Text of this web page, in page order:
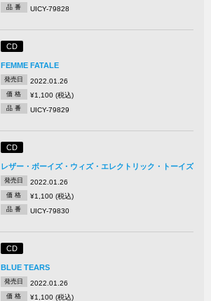
品 番 UICY-79828
CD
FEMME FATALE
発売日 2022.01.26
価 格 ¥1,100 (税込)
品 番 UICY-79829
CD
レザー・ボーイズ・ウィズ・エレクトリック・トーイズ
発売日 2022.01.26
価 格 ¥1,100 (税込)
品 番 UICY-79830
CD
BLUE TEARS
発売日 2022.01.26
価 格 ¥1,100 (税込)